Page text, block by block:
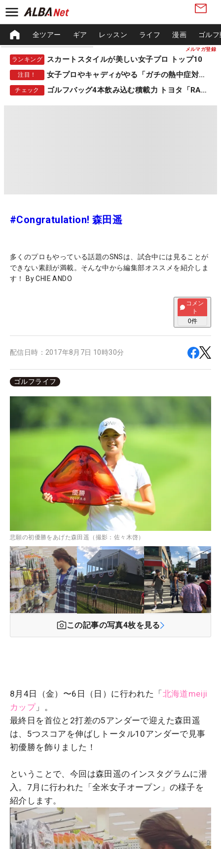
メルマガ登録
全ツアー ギア レッスン ライフ 漫画 ゴル
ランキング スカートスタイルが美しい女子プロ トップ10
注目！ 女子プロやキャディがやる「ガチの熱中症対策」
チェック ゴルフバッグ4本飲み込む積載力 トヨタ「RAV4」
#Congratulation! 森田遥
多くのプロもやっている話題のSNSは、試合中には見ることが
できない素顔が満載。そんな中から編集部オススメを紹介しま
す！ By CHIE ANDO
コメン
ト
0件
配信日時： 2017年8月7日 10時30分
ゴルフライフ
悲願の初優勝をあげた森田遥（撮影：佐々木啓）
この記事の写真4枚を見る
8月4日（金）〜6日（日）に行われた「北海道meiji
カップ」。
最終日を首位と2打差の5アンダーで迎えた森田遥
は、5つスコアを伸ばしトータル10アンダーで見事
初優勝を飾りました！
ということで、今回は森田遥のインスタグラムに潜
入。7月に行われた「全米女子オープン」の様子を
紹介します。